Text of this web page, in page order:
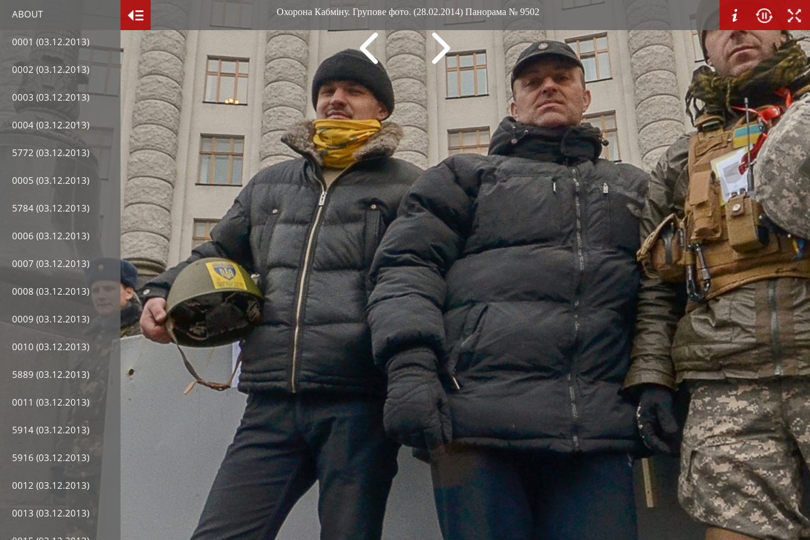
ABOUT
0001 (03.12.2013)
0002 (03.12.2013)
0003 (03.12.2013)
0004 (03.12.2013)
5772 (03.12.2013)
0005 (03.12.2013)
5784 (03.12.2013)
0006 (03.12.2013)
0007 (03.12.2013)
0008 (03.12.2013)
0009 (03.12.2013)
0010 (03.12.2013)
5889 (03.12.2013)
0011 (03.12.2013)
5914 (03.12.2013)
5916 (03.12.2013)
0012 (03.12.2013)
0013 (03.12.2013)
Охорона Кабміну. Групове фото. (28.02.2014) Панорама № 9502